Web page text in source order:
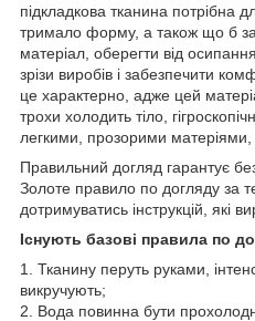
підкладкова тканина потрібна
тримало форму, а також що б
матеріал, оберегти від
зрізи виробів і забезпечити
це характерно, адже цей
трохи холодить тіло,
легкими, прозорими
Правильний догляд гарантує
Золоте правило по догляду за
дотримуватись інструкцій, які
Існують базові правила по
1. Тканину перуть руками,
викручують;
2. Вода повинна бути